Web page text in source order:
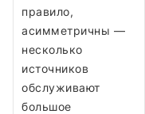
правило,
асимметричны —
несколько
источников
обслуживают
большое